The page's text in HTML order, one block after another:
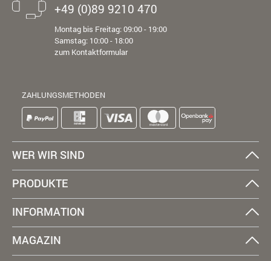
+49 (0)89 9210 470
Montag bis Freitag: 09:00 - 19:00
Samstag: 10:00 - 18:00
zum Kontaktformular
ZAHLUNGSMETHODEN
WER WIR SIND
PRODUKTE
INFORMATION
MAGAZIN